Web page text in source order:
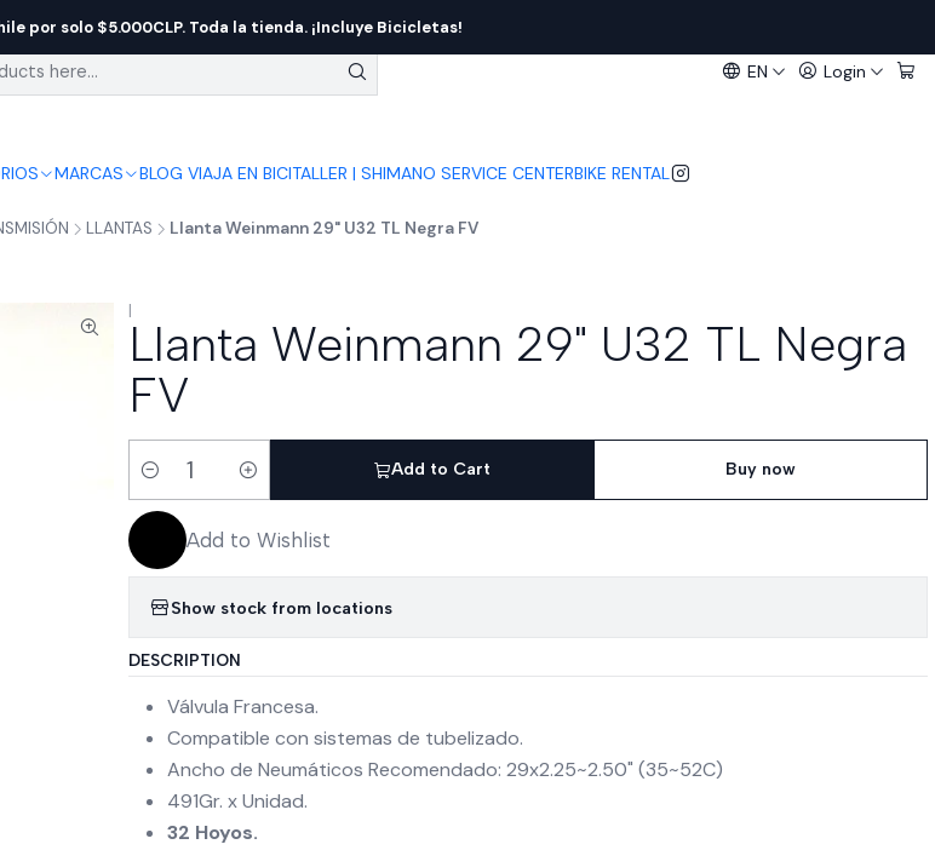
EN Login
MARCAS BLOG VIAJA EN BICITALLER | SHIMANO SERVICE CENTERBIKE RENTAL
por solo $5.000CLP. Toda la tienda. ¡Incluye Bicicletas!
LLANTAS Llanta Weinmann 29" U32 TL Negra FV
|
Llanta Weinmann 29" U32 TL Negra
FV
Quantity
Add to Cart Buy now
Add to Wishlist
Show stock from locations
DESCRIPTION
Válvula Francesa.
Compatible con sistemas de tubelizado.
Ancho de Neumáticos Recomendado: 29x2.25~2.50" (35~52C)
491Gr. x Unidad.
32 Hoyos.